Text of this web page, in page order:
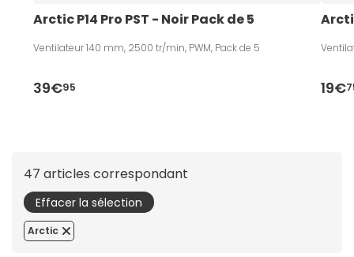
Arctic P14 Pro PST - Noir Pack de 5
Ventilateur 140 mm, 2500 tr/min, PWM, Pack de 5
39€95 19€
47 articles correspondant
Effacer la sélection
Arctic